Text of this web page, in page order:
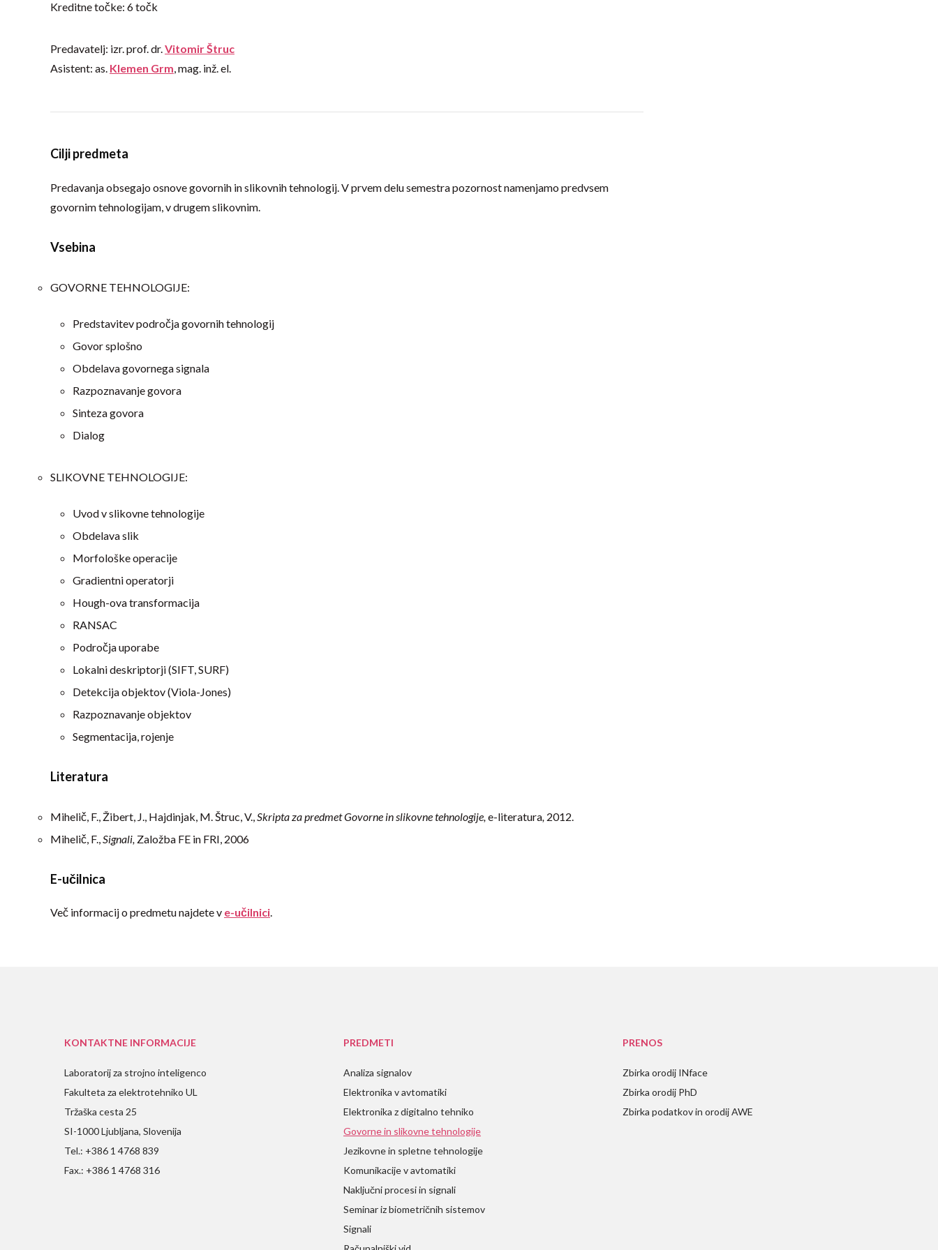
Kreditne točke: 6 točk
Predavatelj: izr. prof. dr.Vitomir Štruc
Asistent: as. Klemen Grm, mag. inž. el.
Cilji predmeta
Predavanja obsegajo osnove govornih in slikovnih tehnologij. V prvem delu semestra pozornost namenjamo predvsem
govornim tehnologijam, v drugem slikovnim.
Vsebina
GOVORNE TEHNOLOGIJE:
Predstavitev področja govornih tehnologij
Govor splošno
Obdelava govornega signala
Razpoznavanje govora
Sinteza govora
Dialog
SLIKOVNE TEHNOLOGIJE:
Uvod v slikovne tehnologije
Obdelava slik
Morfološke operacije
Gradientni operatorji
Hough-ova transformacija
RANSAC
Področja uporabe
Lokalni deskriptorji (SIFT, SURF)
Detekcija objektov (Viola-Jones)
Razpoznavanje objektov
Segmentacija, rojenje
Literatura
Mihelič, F., Žibert, J., Hajdinjak, M. Štruc, V., Skripta za predmet Govorne in slikovne tehnologije, e-literatura 2012.
Mihelič, F., Signali, Založba FE in FRI, 2006
E-učilnica
Več informacij o predmetu najdete v e-učilnici.
KONTAKTNE INFORMACIJE
Laboratorij za strojno inteligenco
Fakulteta za elektrotehniko UL
Tržaška cesta 25
SI-1000 Ljubljana, Slovenija
Tel.: +386 1 4768 839
Fax.: +386 1 4768 316
PREDMETI
Analiza signalov
Elektronika v avtomatiki
Elektronika z digitalno tehniko
Govorne in slikovne tehnologije
Jezikovne in spletne tehnologije
Komunikacije v avtomatiki
Naključni procesi in signali
Seminar iz biometričnih sistemov
Signali
PRENOS
Zbirka orodij INface
Zbirka orodij PhD
Zbirka podatkov in orodij AWE